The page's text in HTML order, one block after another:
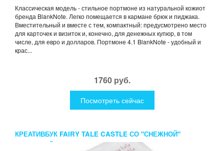
Классическая модель - стильное портмоне из натуральной кожиот
бренда BlankNote. Легко помещается в кармане брюк и пиджака.
Вместительный и вместе с тем, компактный: предусмотрено место
для карточек и визиток и, конечно, для денежных купюр, в том
числе, для евро и долларов. Портмоне 4.1 BlankNote - удобный и
крас...
1760 руб.
Посмотреть сейчас
КРЕАТИВБУК FAIRY TALE CASTLE СО "СНЕЖНОЙ"
ОБЛОЖКОЙ